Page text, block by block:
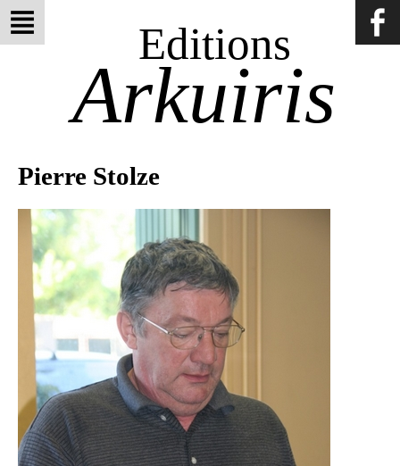
Editions
Arkuiris
Pierre Stolze